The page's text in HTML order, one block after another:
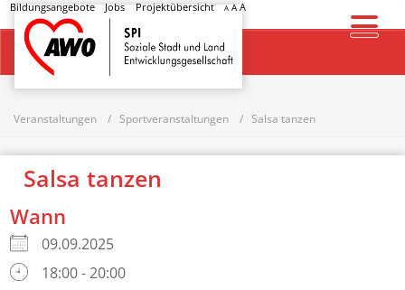
Bildungsangebote Jobs Projektübersicht A AA
Startseite
Veranstaltungen Sportveranstaltungen Salsa tanzen
Salsa tanzen
Wann
09.09.2025
18:00 - 20:00